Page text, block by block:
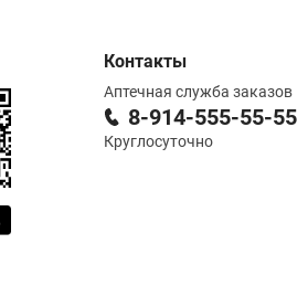
Контакты
Аптечная служба заказов
8-914-555-55-55
Круглосуточно